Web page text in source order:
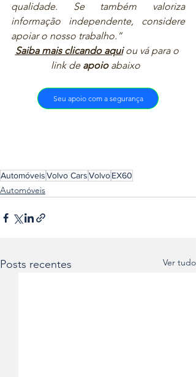
qualidade. Se também valoriza
informação independente, considere
apoiar o nosso trabalho.”
Saiba mais clicando aqui ou vá para o
link de apoio abaixo
Seu apoio com a segurança
AutomóveisVolvo CarsVolvoEX60
Automóveis
Posts recentes Ver tudo